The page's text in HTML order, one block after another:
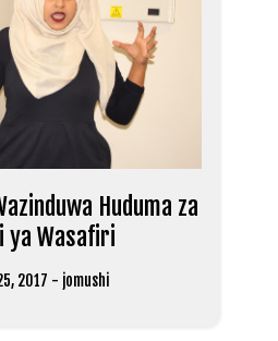
Huduma za
ya Wasafiri
2017 - jomushi